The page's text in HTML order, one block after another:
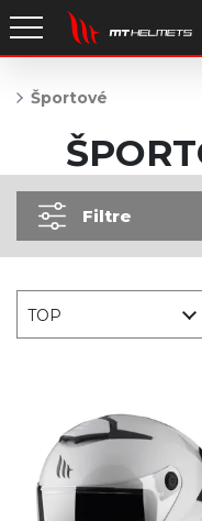
Športové
Filtre
TOP